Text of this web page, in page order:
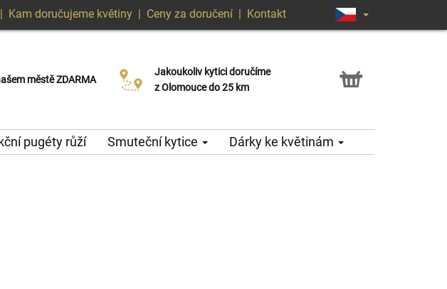
| Kam doručujeme květiny | Ceny za doručení | Kontakt
městě ZDARMA
v den objednávky
času a dne doručení
Jakoukoliv kytici doručíme
z Olomouce do 25 km
Možnost vyzvednout v naší květince
pugéty růží Smuteční kytice Dárky ke květinám